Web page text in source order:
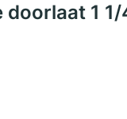
doorlaat 1 1/